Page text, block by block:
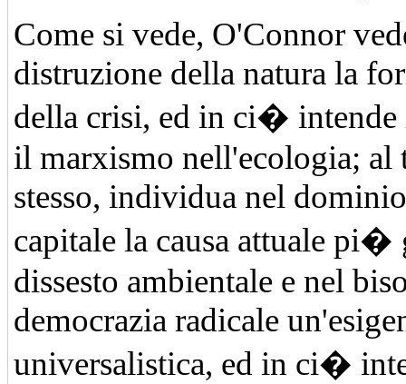
Come si vede, O'Connor
distruzione della natura la
della crisi, ed in ci� intende
il marxismo nell'ecologia; al
stesso, individua nel
capitale la causa attuale pi�
dissesto ambientale e nel
democrazia radicale
universalistica, ed in ci�